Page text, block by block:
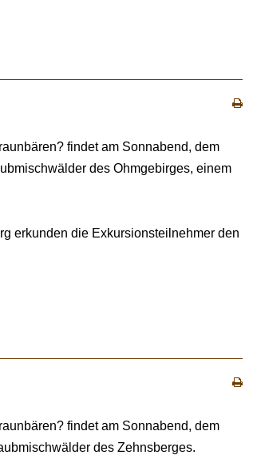
findet am Sonnabend, dem
des Ohmgebirges, einem
erkunden die Exkursionsteilnehmer den
findet am Sonnabend, dem
des Zehnsberges.